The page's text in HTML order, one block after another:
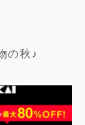
の秋♪